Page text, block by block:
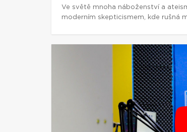
Ve světě mnoha náboženství a
moderním skepticismem, kde rušná